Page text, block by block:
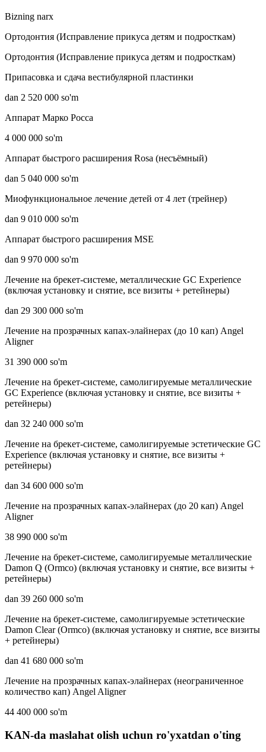
Bizning narx
Ортодонтия (Исправление прикуса детям и подросткам)
Ортодонтия (Исправление прикуса детям и подросткам)
Припасовка и сдача вестибулярной пластинки
dan 2 520 000 so'm
Аппарат Марко Росса
4 000 000 so'm
Аппарат быстрого расширения Rosa (несъёмный)
dan 5 040 000 so'm
Миофункциональное лечение детей от 4 лет (трейнер)
dan 9 010 000 so'm
Аппарат быстрого расширения MSE
dan 9 970 000 so'm
Лечение на брекет-системе, металлические GC Experience
(включая установку и снятие, все визиты + ретейнеры)
dan 29 300 000 so'm
Лечение на прозрачных капах-элайнерах (до 10 кап) Angel
Aligner
31 390 000 so'm
Лечение на брекет-системе, самолигируемые металлические
GC Experience (включая установку и снятие, все визиты +
ретейнеры)
dan 32 240 000 so'm
Лечение на брекет-системе, самолигируемые эстетические GC
Experience (включая установку и снятие, все визиты +
ретейнеры)
dan 34 600 000 so'm
Лечение на прозрачных капах-элайнерах (до 20 кап) Angel
Aligner
38 990 000 so'm
Лечение на брекет-системе, самолигируемые металлические
Damon Q (Ormco) (включая установку и снятие, все визиты +
ретейнеры)
dan 39 260 000 so'm
Лечение на брекет-системе, самолигируемые эстетические
Damon Clear (Ormco) (включая установку и снятие, все визиты
+ ретейнеры)
dan 41 680 000 so'm
Лечение на прозрачных капах-элайнерах (неограниченное
количество кап) Angel Aligner
44 400 000 so'm
KAN-da maslahat olish uchun ro'yxatdan o'ting